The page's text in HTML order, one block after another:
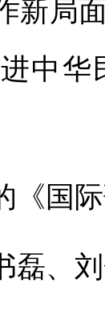
新局
中
《国
磊、